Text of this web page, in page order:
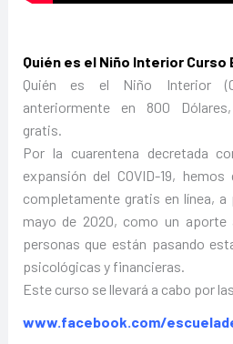
Quién es el Niño Interior Curso
Quién es el Niño Interior
anteriormente en 800
gratis.
Por la cuarentena decretada
expansión del COVID-19,
completamente gratis en línea, a
mayo de 2020, como un aporte
personas que están pasando
psicológicas y financieras.
Este curso se llevará a cabo por
www.facebook.com/